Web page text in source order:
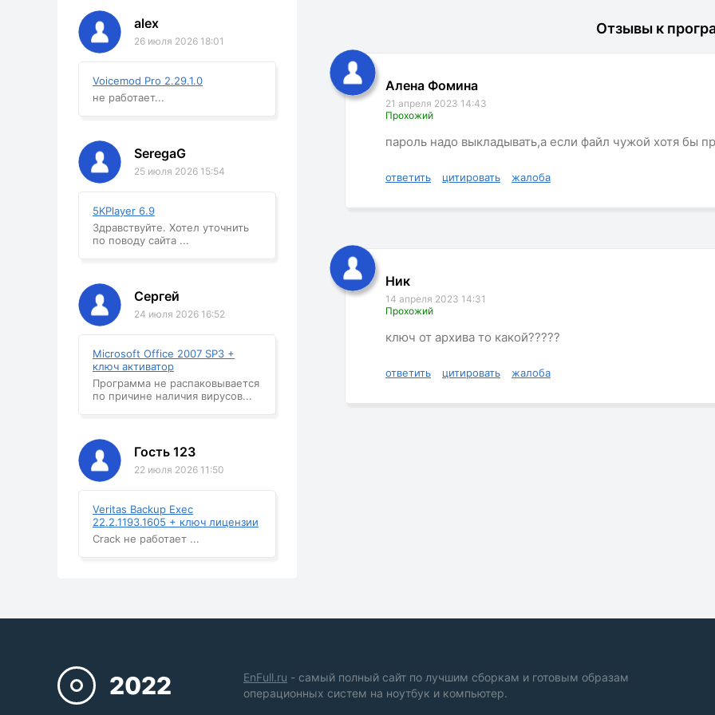
alex
26 июля 2026 18:01
Voicemod Pro 2.29.1.0
не работает...
SeregaG
25 июля 2026 15:54
5KPlayer 6.9
Здравствуйте. Хотел уточнить
по поводу сайта ...
Сергей
24 июля 2026 16:52
Microsoft Office 2007 SP3 +
ключ активатор
Программа не распаковывается
по причине наличия вирусов...
Гость 123
22 июля 2026 11:50
Veritas Backup Exec
22.2.1193.1605 + ключ лицензии
Crack не работает ...
Отзывы к
Алена Фомина
21 апреля 2023 14:43
Прохожий
пароль надо выкладывать,а если файл чужой хотя бы
ответить цитировать жалоба
Ник
14 апреля 2023 14:31
Прохожий
ключ от архива то какой?????
ответить цитировать жалоба
2022 EnFull.ru - самый полный сайт по лучшим сборкам и готовым образам
операционных систем на ноутбук и компьютер.